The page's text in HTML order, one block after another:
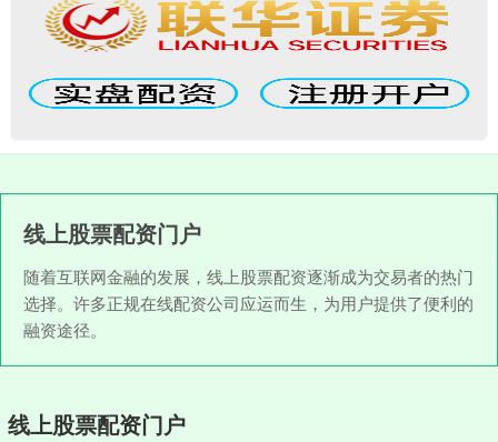
线上股票配资门户
随着互联网金融的发展，线上股票配资逐渐成为交易者的热门
选择。许多正规在线配资公司应运而生，为用户提供了便利的
融资途径。
线上股票配资门户